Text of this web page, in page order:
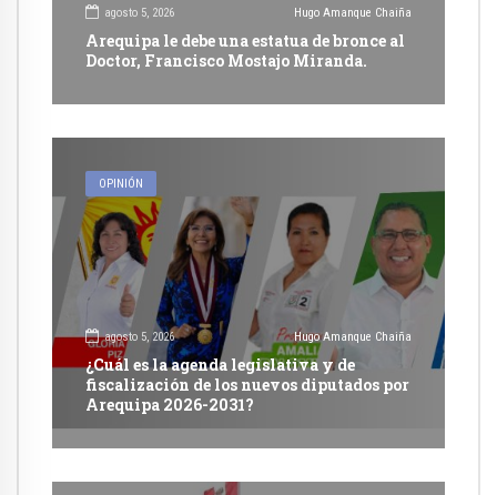
agosto 5, 2026 Hugo Amanque Chaiña
Arequipa le debe una estatua de bronce al
Doctor, Francisco Mostajo Miranda.
OPINIÓN
agosto 5, 2026 Hugo Amanque Chaiña
¿Cuál es la agenda legislativa y de
fiscalización de los nuevos diputados por
Arequipa 2026-2031?